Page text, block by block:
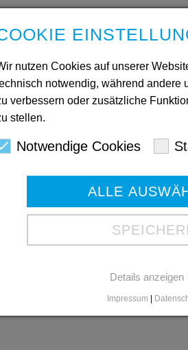
Einrichtungsleiterin Veronika
Für die Diakonie Mark-Ruhr
und Prokuristen Stefan
Die Nachfolger:innen,
übernehmen nun gemeinsam
nutzen Cookies auf unserer
notwendig, während andere
verbessern oder zusätzliche
stellen.
Notwendige Cookies
ALLE
Details anzeigen
Impressum